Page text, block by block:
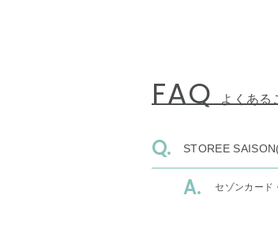
FAQ よくある
STOREE
セゾンカード